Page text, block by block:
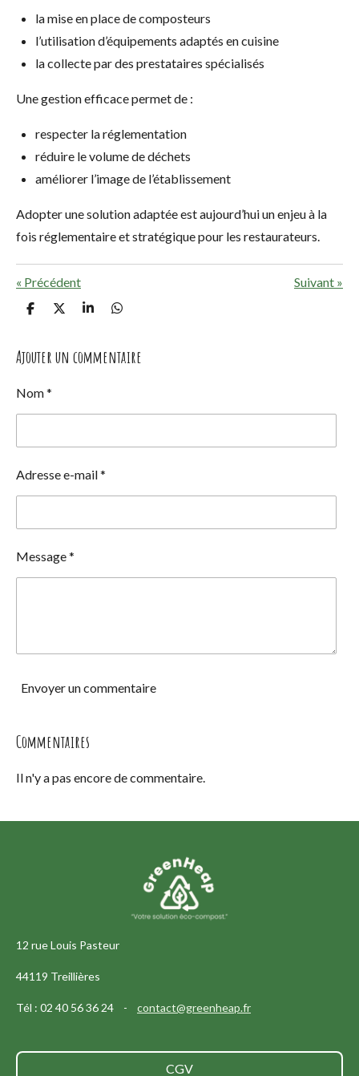
la mise en place de composteurs
l’utilisation d’équipements adaptés en cuisine
la collecte par des prestataires spécialisés
Une gestion efficace permet de :
respecter la réglementation
réduire le volume de déchets
améliorer l’image de l’établissement
Adopter une solution adaptée est aujourd’hui un enjeu à la
fois réglementaire et stratégique pour les restaurateurs.
« Précédent Suivant »
P
t
a
e
P
t
a
P
t
a
P
t
a
Ajouter un commentaire
Nom *
Adresse e-mail *
Message *
Envoyer un commentaire
Commentaires
Il n'y a pas encore de commentaire.
12 rue Louis Pasteur
44119 Treillières
Tél : 02 40 56 36 24 - contact@greenheap.fr
CGV